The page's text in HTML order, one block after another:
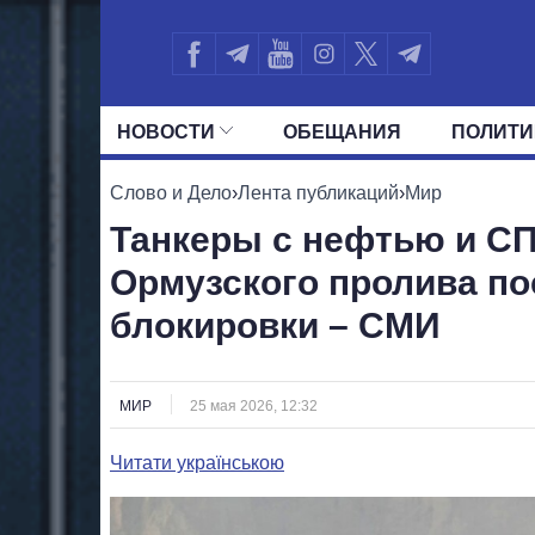
НОВОСТИ ОБЕЩАНИЯ
ВСЕ ПОЛИТИКИ ПРЕЗИДЕНТ И
Слово и Дело›Лента публикаций›Мир
Танкеры с нефтью и
Ормузского пролива
блокировки – СМИ
МИР 25 мая 2026, 12:32
Читати українською